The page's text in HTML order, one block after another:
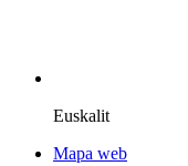
Euskalit
Mapa web